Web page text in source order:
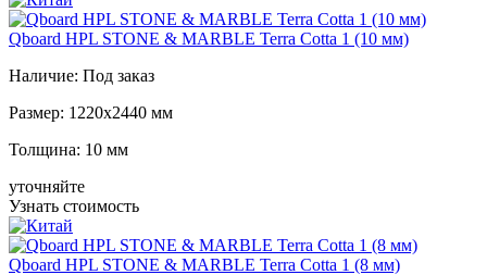
Qboard HPL STONE & MARBLE Terra Cotta 1 (10 мм)
Наличие: Под заказ
Размер: 1220x2440 мм
Толщина: 10 мм
уточняйте
Узнать стоимость
Qboard HPL STONE & MARBLE Terra Cotta 1 (8 мм)